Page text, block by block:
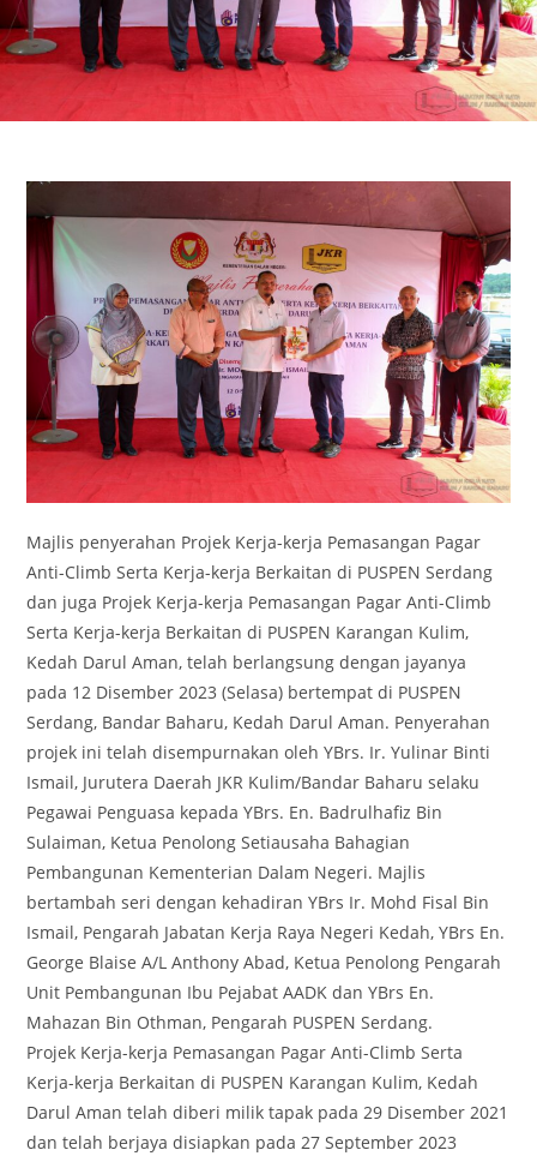
Majlis penyerahan Projek Kerja-kerja Pemasangan Pagar
Anti-Climb Serta Kerja-kerja Berkaitan di PUSPEN Serdang
dan juga Projek Kerja-kerja Pemasangan Pagar Anti-Climb
Serta Kerja-kerja Berkaitan di PUSPEN Karangan Kulim,
Kedah Darul Aman, telah berlangsung dengan jayanya
pada 12 Disember 2023 (Selasa) bertempat di PUSPEN
Serdang, Bandar Baharu, Kedah Darul Aman. Penyerahan
projek ini telah disempurnakan oleh YBrs. Ir. Yulinar Binti
Ismail, Jurutera Daerah JKR Kulim/Bandar Baharu selaku
Pegawai Penguasa kepada YBrs. En. Badrulhafiz Bin
Sulaiman, Ketua Penolong Setiausaha Bahagian
Pembangunan Kementerian Dalam Negeri. Majlis
bertambah seri dengan kehadiran YBrs Ir. Mohd Fisal Bin
Ismail, Pengarah Jabatan Kerja Raya Negeri Kedah, YBrs En.
George Blaise A/L Anthony Abad, Ketua Penolong Pengarah
Unit Pembangunan Ibu Pejabat AADK dan YBrs En.
Mahazan Bin Othman, Pengarah PUSPEN Serdang.
Projek Kerja-kerja Pemasangan Pagar Anti-Climb Serta
Kerja-kerja Berkaitan di PUSPEN Karangan Kulim, Kedah
Darul Aman telah diberi milik tapak pada 29 Disember 2021
dan telah berjaya disiapkan pada 27 September 2023